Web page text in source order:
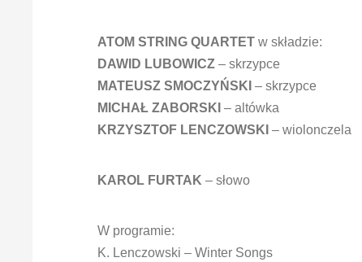
ATOM STRING QUARTET w składzie:
DAWID LUBOWICZ – skrzypce
MATEUSZ SMOCZYŃSKI – skrzypce
MICHAŁ ZABORSKI – altówka
KRZYSZTOF LENCZOWSKI – wiolonczela
KAROL FURTAK – słowo
W programie:
K. Lenczowski – Winter Songs